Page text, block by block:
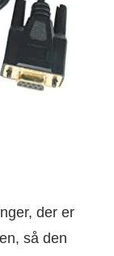
der er
så den